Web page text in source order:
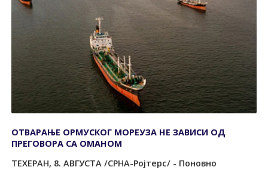
ОТВАРАЊЕ ОРМУСКОГ МОРЕУЗА НЕ ЗАВИСИ ОД
ПРЕГОВОРА СА ОМАНОМ
ТЕХЕРАН, 8. АВГУСТА /СРНА-Ројтерс/ - Поновно